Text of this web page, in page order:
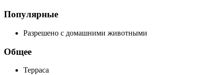
Популярные
Разрешено с домашними животными
Общее
Терраса